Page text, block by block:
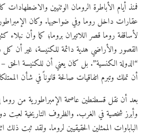
فمنذ أيام الأباطرة الرومان الوثنيين
عقارات داخل روما وفي ضواحيها. وكان
لأساقفة روما قصر اللاتيران بروما؛ كما وأن نبلاء
القصور والأراضي هدية دائمة للكنيسة، غير أن
“الدولة الكنسية”. بل كان يعني أن للكنيسة
أن تملك وتبرم اتفاقيات صالحة قانوناً في شأن
بعد أن نقل قسطنطين عاصمة الإمبراطورية من روما
وأبرز شخصية في الغرب. والظروف التاريخية لعبت
الباباوات الممثلين الحقيقيين لروما. ولقد ثبت ذلك